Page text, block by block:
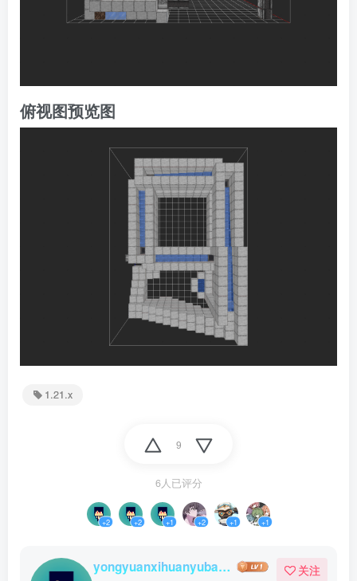
俯视图预览图
1.21.x
9
6人已评分
+2 +2 +1 +2 +1 +1
yongyuanxihuanyubanmeiqin 关注